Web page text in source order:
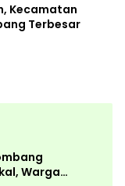
Kecamatan
Terbesar
Warga